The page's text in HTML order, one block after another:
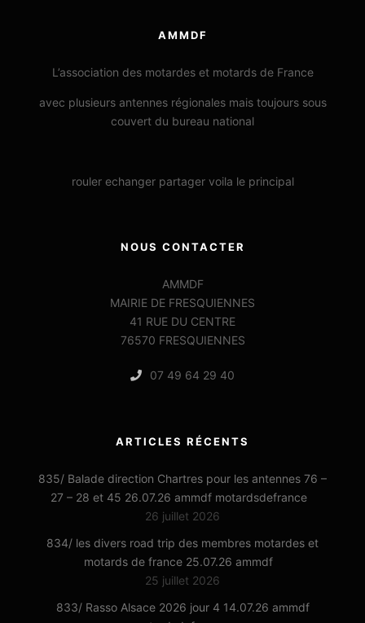
AMMDF
L’association des motardes et motards de France
avec plusieurs antennes régionales mais toujours sous
couvert du bureau national
rouler echanger partager voila le principal
NOUS CONTACTER
AMMDF
MAIRIE DE FRESQUIENNES
41 RUE DU CENTRE
76570 FRESQUIENNES
07 49 64 29 40
ARTICLES RÉCENTS
835/ Balade direction Chartres pour les antennes 76 –
27 – 28 et 45 26.07.26 ammdf motardsdefrance
26 juillet 2026
834/ les divers road trip des membres motardes et
motards de france 25.07.26 ammdf
25 juillet 2026
833/ Rasso Alsace 2026 jour 4 14.07.26 ammdf